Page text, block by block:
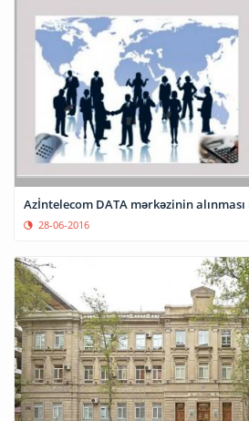
Azİntelecom DATA mərkəzinin
28-06-2016